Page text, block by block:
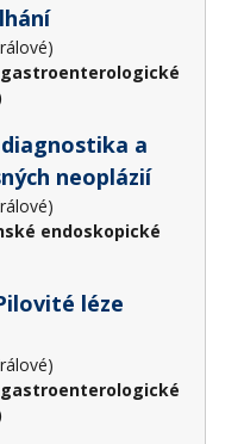
a
neoplázií
endoskopické
léze